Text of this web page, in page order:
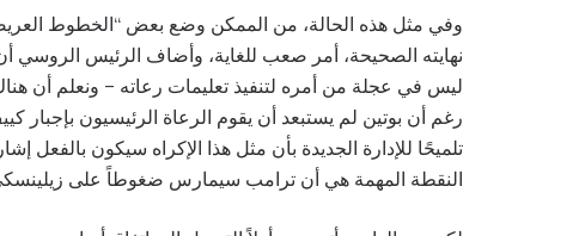
وفي مثل هذه الحالة، من الممكن وضع بعض “الخطوط
نهايته الصحيحة، أمر صعب للغاية، وأضاف الرئيس الروسي
ليس في عجلة من أمره لتنفيذ تعليمات رعاته – ونعلم أن
رغم أن بوتين لم يستبعد أن يقوم الرعاة الرئيسيون بإجبار
تلميحًا للإدارة الجديدة بأن مثل هذا الإكراه سيكون بالفعل
النقطة المهمة هي أن ترامب سيمارس ضغوطاً على